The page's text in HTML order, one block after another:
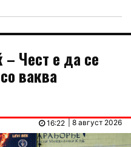
– Чест е да се
ваква
| 8 август 2026
16:22